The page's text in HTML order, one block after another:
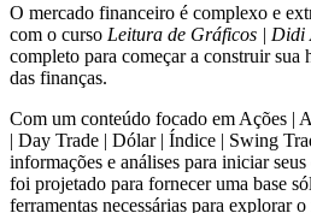
O mercado financeiro é complexo e
com o curso Leitura de Gráficos | Didi
completo para começar a construir sua
das finanças.
Com um conteúdo focado em Ações |
| Day Trade | Dólar | Índice | Swing
informações e análises para iniciar
foi projetado para fornecer uma base
ferramentas necessárias para explorar